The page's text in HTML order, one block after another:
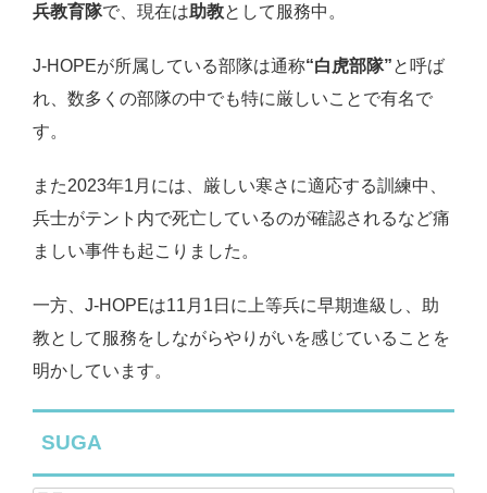
兵教育隊で、現在は助教として服務中。
J-HOPEが所属している部隊は通称“白虎部隊”と呼ば
れ、数多くの部隊の中でも特に厳しいことで有名で
す。
また2023年1月には、厳しい寒さに適応する訓練中、
兵士がテント内で死亡しているのが確認されるなど痛
ましい事件も起こりました。
一方、J-HOPEは11月1日に上等兵に早期進級し、助
教として服務をしながらやりがいを感じていることを
明かしています。
SUGA